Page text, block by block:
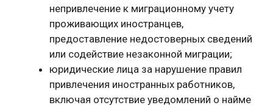
непривлечение к миграционному учету
проживающих иностранцев,
предоставление недостоверных сведений
или содействие незаконной миграции;
юридические лица за нарушение правил
привлечения иностранных работников,
включая отсутствие уведомлений о найме